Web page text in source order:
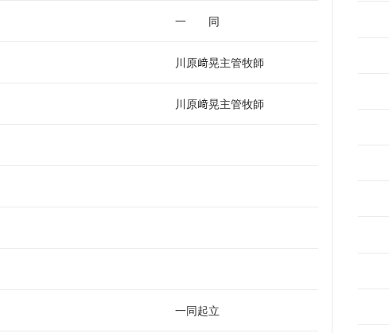
一 同
川原﨑晃主管牧師
川原﨑晃主管牧師
一同起立